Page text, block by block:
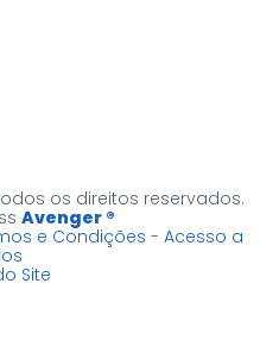
os direitos reservados.
Avenger ®
e Condições - Acesso a
Site